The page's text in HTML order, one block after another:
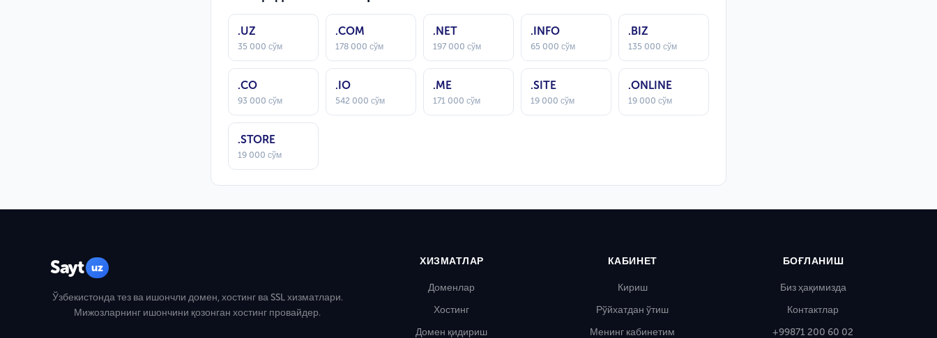
.UZ
35 000 сўм
.COM
178 000 сўм
.NET
197 000 сўм
.INFO
65 000 сўм
.BIZ
135 000 сўм
.CO
93 000 сўм
.IO
542 000 сўм
.ME
171 000 сўм
.SITE
19 000 сўм
.ONLINE
19 000 сўм
.STORE
19 000 сўм
Sayt uz
Ўзбекистонда тез ва ишончли домен, хостинг ва SSL хизматлари.
Мижозларнинг ишончини қозонган хостинг провайдер.
ХИЗМАТЛАР
Доменлар
Хостинг
Домен қидириш
КАБИНЕТ
Кириш
Рўйхатдан ўтиш
Менинг кабинетим
БОҒЛАНИШ
Биз ҳақимизда
Контактлар
+99871 200 60 02